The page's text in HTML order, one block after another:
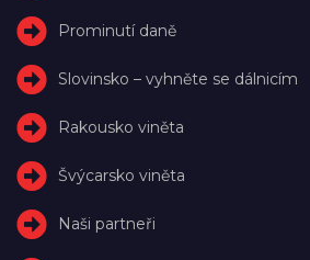
Prominutí daně
Slovinsko – vyhněte se dálnicím
Rakousko viněta
Švýcarsko viněta
Naši partneři